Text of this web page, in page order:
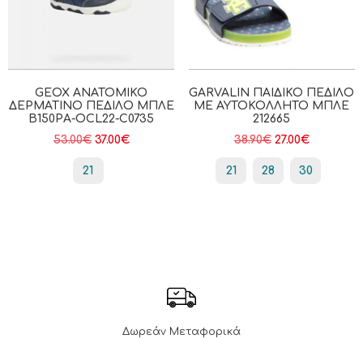
GEOX ΑΝΑΤΟΜΙΚΌ
ΔΕΡΜΆΤΙΝΟ ΠΈΔΙΛΟ ΜΠΛΕ
B150PA-OCL22-C0735
53.00€ 37.00€
21
GARVALIN ΠΑΙΔΙΚΌ ΠΈΔΙΛΟ
ΜΕ ΑΥΤΟΚΌΛΛΗΤΟ ΜΠΛΕ
212665
38.90€ 27.00€
21 28 30
Δωρεάν Μεταφορικά